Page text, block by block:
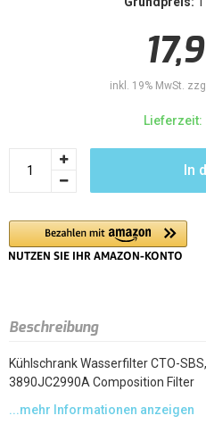
inkl. 19% MwSt.
Lieferzeit:
In
Beschreibung
Kühlschrank Wasserfilter CTO-
3890JC2990A Composition Filter